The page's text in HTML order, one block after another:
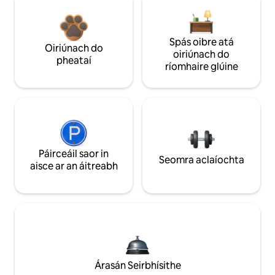
Oiriúnach do
pheataí
Spás oibre atá
oiriúnach do
ríomhaire glúine
Páirceáil saor in
aisce ar an áitreabh
Seomra aclaíochta
Árasán Seirbhísithe